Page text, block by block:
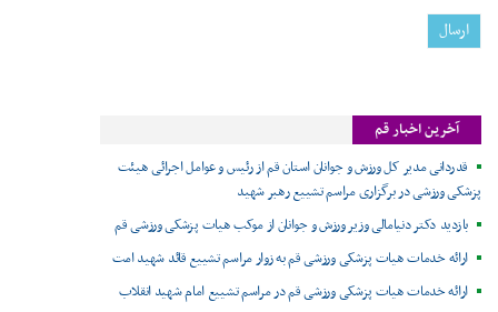
آخرین اخبار قم
قدردانی مدیر کل ورزش و جوانان استان قم از رئیس و عوامل اجرائی هیئت
پزشکی ورزشی در برگزاری مراسم تشییع رهبر شهید
بازدید دکتر دنیامالی وزیر ورزش و جوانان از موکب هیات پزشکی ورزشی قم
ارائه خدمات هیات پزشکی ورزشی قم به زوار مراسم تشییع قائد شهید امت
ارائه خدمات هیات پزشکی ورزشی قم در مراسم تشییع امام شهید انقلاب